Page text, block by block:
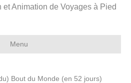
Animation de Voyages à Pied
Menu
Bout du Monde (en 52 jours)